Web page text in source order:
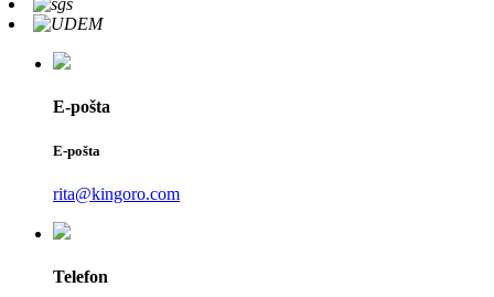
E-pošta
E-pošta
rita@kingoro.com
Telefon